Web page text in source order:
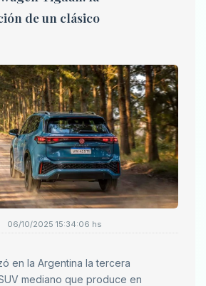
de un clásico
06/10/2025 15:34:06 hs
en la Argentina la tercera
mediano que produce en